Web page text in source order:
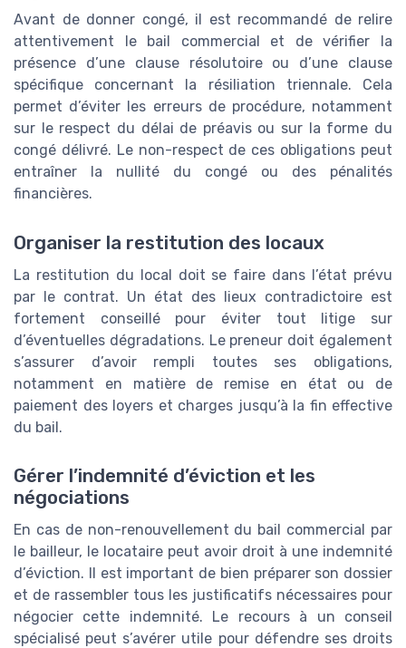
Avant de donner congé, il est recommandé de relire
attentivement le bail commercial et de vérifier la
présence d’une clause résolutoire ou d’une clause
spécifique concernant la résiliation triennale. Cela
permet d’éviter les erreurs de procédure, notamment
sur le respect du délai de préavis ou sur la forme du
congé délivré. Le non-respect de ces obligations peut
entraîner la nullité du congé ou des pénalités
financières.
Organiser la restitution des locaux
La restitution du local doit se faire dans l’état prévu
par le contrat. Un état des lieux contradictoire est
fortement conseillé pour éviter tout litige sur
d’éventuelles dégradations. Le preneur doit également
s’assurer d’avoir rempli toutes ses obligations,
notamment en matière de remise en état ou de
paiement des loyers et charges jusqu’à la fin effective
du bail.
Gérer l’indemnité d’éviction et les
négociations
En cas de non-renouvellement du bail commercial par
le bailleur, le locataire peut avoir droit à une indemnité
d’éviction. Il est important de bien préparer son dossier
et de rassembler tous les justificatifs nécessaires pour
négocier cette indemnité. Le recours à un conseil
spécialisé peut s’avérer utile pour défendre ses droits